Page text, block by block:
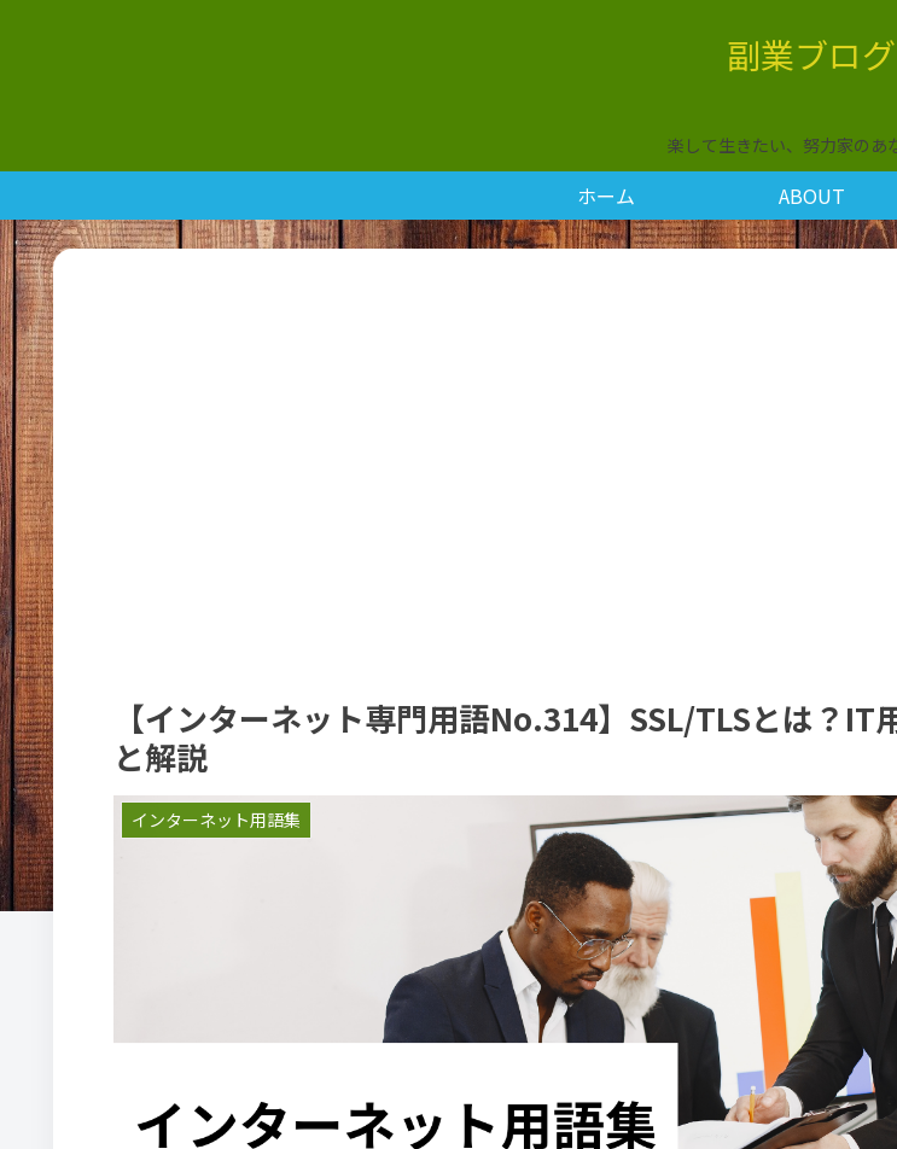
副業ブログ
楽して生きたい、努力家のあ
ホーム ABOUT
【インターネット専門用語No.314】SSL/TLSとは？IT
と解説
インターネット用語集